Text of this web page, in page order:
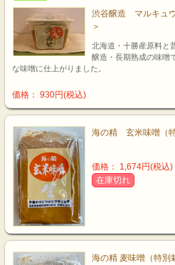
渋谷醸造 マルキュ
＞
北海道・十勝産原料と
醸造・長期熟成の味噌
な味噌に仕上がりました。
価格： 930円(税込)
海の精 玄米味噌（特
価格： 1,674円(税込)
在庫切れ
海の精 麦味噌（特別